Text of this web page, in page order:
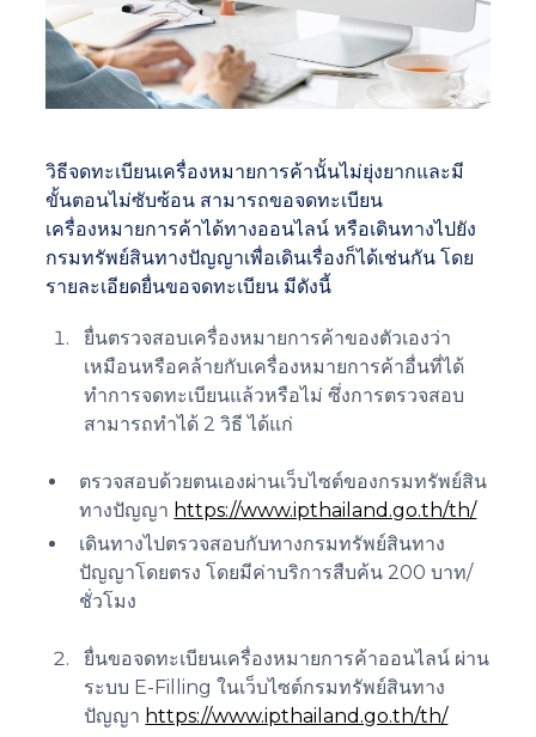
วิธีจดทะเบียนเครื่องหมายการค้านั้นไม่ยุ่งยากและมี
ขั้นตอนไม่ซับซ้อน สามารถขอจดทะเบียน
เครื่องหมายการค้าได้ทางออนไลน์ หรือเดินทางไปยัง
กรมทรัพย์สินทางปัญญาเพื่อเดินเรื่องก็ได้เช่นกัน โดย
รายละเอียดยื่นขอจดทะเบียน มีดังนี้
ยื่นตรวจสอบเครื่องหมายการค้าของตัวเองว่า
เหมือนหรือคล้ายกับเครื่องหมายการค้าอื่นที่ได้
ทำการจดทะเบียนแล้วหรือไม่ ซึ่งการตรวจสอบ
สามารถทำได้ 2 วิธี ได้แก่
ตรวจสอบด้วยตนเองผ่านเว็บไซต์ของกรมทรัพย์สิน
ทางปัญญา https://www.ipthailand.go.th/th/
เดินทางไปตรวจสอบกับทางกรมทรัพย์สินทาง
ปัญญาโดยตรง โดยมีค่าบริการสืบค้น 200 บาท/
ชั่วโมง
ยื่นขอจดทะเบียนเครื่องหมายการค้าออนไลน์ ผ่าน
ระบบ E-Filling ในเว็บไซต์กรมทรัพย์สินทาง
ปัญญา https://www.ipthailand.go.th/th/